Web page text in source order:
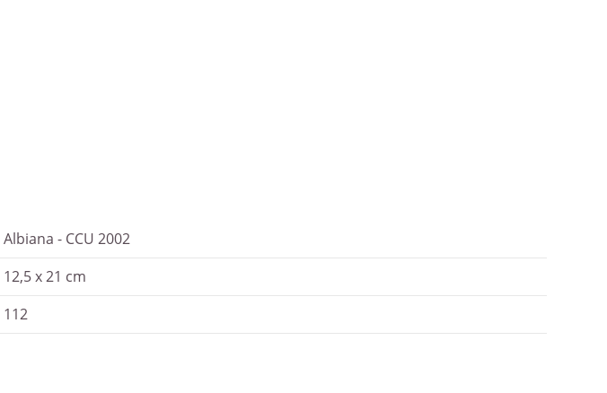
Albiana - CCU 2002
12,5 x 21 cm
112